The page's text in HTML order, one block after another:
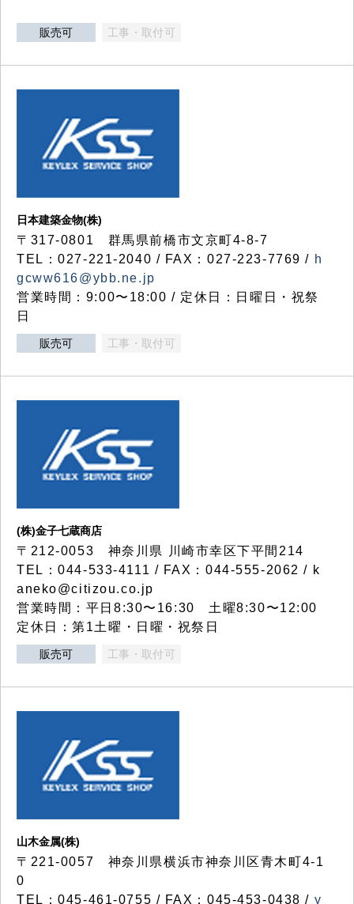
販売可 工事・取付可
日本建築金物(株)
〒317‐0801 群馬県前橋市文京町4-8-7
TEL：027-221-2040 / FAX：027-223-7769 / h
gcww616@ybb.ne.jp
営業時間：9:00〜18:00 / 定休日：日曜日・祝祭
日
販売可 工事・取付可
(株)金子七蔵商店
〒212-0053 神奈川県 川崎市幸区下平間214
TEL：044-533-4111 / FAX：044-555-2062 / k
aneko@citizou.co.jp
営業時間：平日8:30〜16:30 土曜8:30〜12:00
定休日：第1土曜・日曜・祝祭日
販売可 工事・取付可
山木金属(株)
〒221-0057 神奈川県横浜市神奈川区青木町4-1
0
TEL：045-461-0755 / FAX：045-453-0438 / y